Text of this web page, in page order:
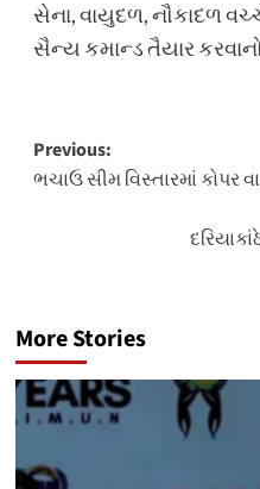
સેના, વાયુદળ, નૌકાદળ
સૈન્ય કમાન્ડ તૈયાર
Post
navigation
Previous:
ભચાઉ સીમ વિસ્તારમાં કોપર
More Stories